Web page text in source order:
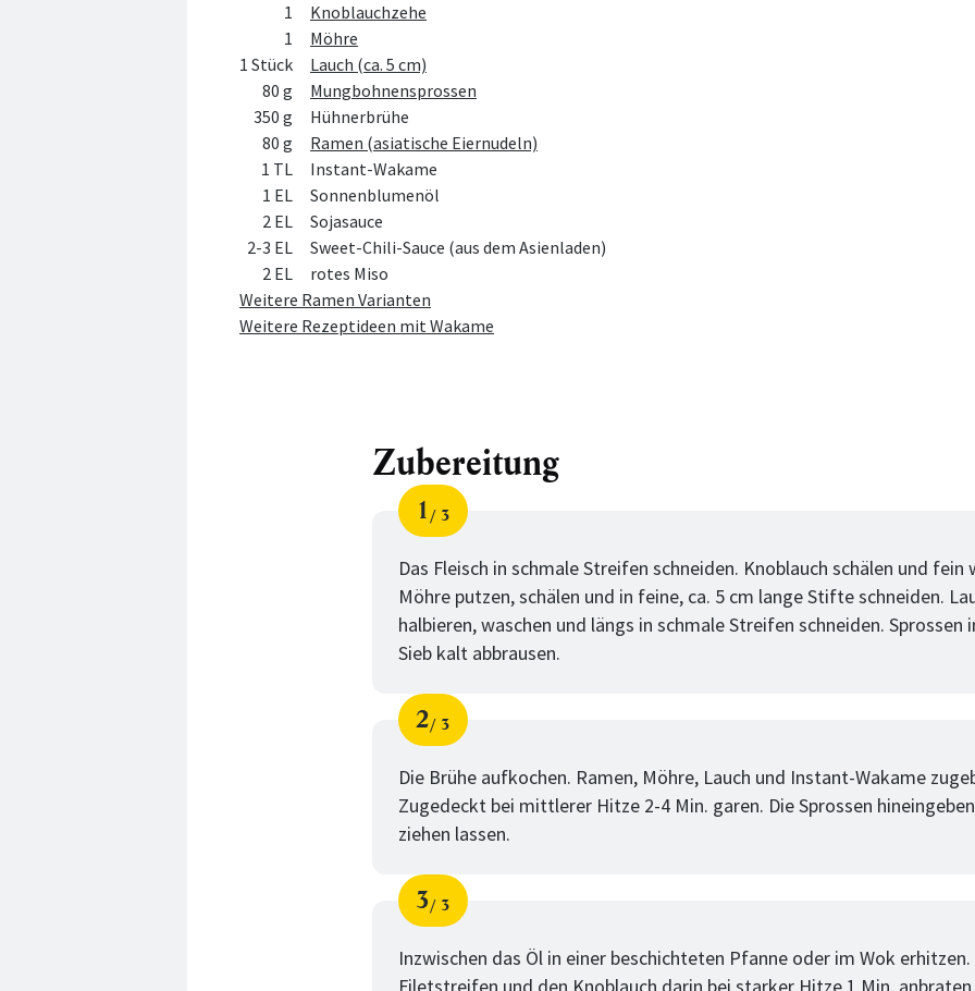
1
Knoblauchzehe
1
Möhre
1 Stück
Lauch (ca. 5 cm)
80 g
Mungbohnensprossen
350 g
Hühnerbrühe
80 g
Ramen (asiatische Eiernudeln)
1 TL
Instant-Wakame
1 EL
Sonnenblumenöl
2 EL
Sojasauce
2-3 EL
Sweet-Chili-Sauce (aus dem Asienladen)
2 EL
rotes Miso
Weitere Ramen Varianten
Weitere Rezeptideen mit Wakame
Zubereitung
Schritt
1
von
3
Das Fleisch in schmale Streifen schneiden. Knoblauch schälen und fein
Möhre putzen, schälen und in feine, ca. 5 cm lange Stifte schneiden.
halbieren, waschen und längs in schmale Streifen schneiden. Sprossen
Sieb kalt abbrausen.
Schritt
2
von
3
Die Brühe aufkochen. Ramen, Möhre, Lauch und Instant-Wakame
Zugedeckt bei mittlerer Hitze 2-4 Min. garen. Die Sprossen
ziehen lassen.
Schritt
3
von
3
Inzwischen das Öl in einer beschichteten Pfanne oder im Wok erhitzen.